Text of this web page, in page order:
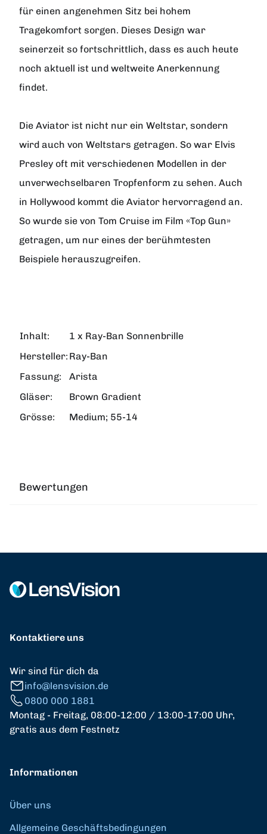
für einen angenehmen Sitz bei hohem
Tragekomfort sorgen. Dieses Design war
seinerzeit so fortschrittlich, dass es auch heute
noch aktuell ist und weltweite Anerkennung
findet.
Die Aviator ist nicht nur ein Weltstar, sondern
wird auch von Weltstars getragen. So war Elvis
Presley oft mit verschiedenen Modellen in der
unverwechselbaren Tropfenform zu sehen. Auch
in Hollywood kommt die Aviator hervorragend an.
So wurde sie von Tom Cruise im Film «Top Gun»
getragen, um nur eines der berühmtesten
Beispiele herauszugreifen.
Inhalt:
1 x Ray-Ban Sonnenbrille
Hersteller: Ray-Ban
Fassung:
Arista
Gläser:
Brown Gradient
Grösse:
Medium; 55-14
Bewertungen
Kontaktiere uns
Wir sind für dich da
info@lensvision.de
0800 000 1881
Montag - Freitag, 08:00-12:00 / 13:00-17:00 Uhr,
gratis aus dem Festnetz
Informationen
Über uns
Allgemeine Geschäftsbedingungen